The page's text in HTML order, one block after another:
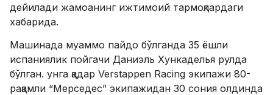
дейилади жамоанинг ижтимоий тармоқлардаги
хабарида.
Машинада муаммо пайдо бўлганда 35 ёшли
испаниялик пойгачи Даниэль Хункаделья рулда
бўлган. унга қадар Verstappen Racing экипажи 80-
рақамли “Мерседес” экипажидан 30 сония олдинда